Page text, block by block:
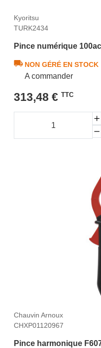
Kyoritsu
TURK2434
Pince numérique
NON GÉRÉ EN STOCK
A commander
313,48 € TTC
Chauvin Arnoux
CHXP01120967
Pince harmonique